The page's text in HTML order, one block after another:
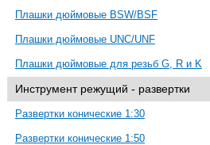
Плашки дюймовые BSW/BSF
Плашки дюймовые UNC/UNF
Плашки дюймовые для резьб G, R и K
Инструмент режущий - развертки
Развертки конические 1:30
Развертки конические 1:50